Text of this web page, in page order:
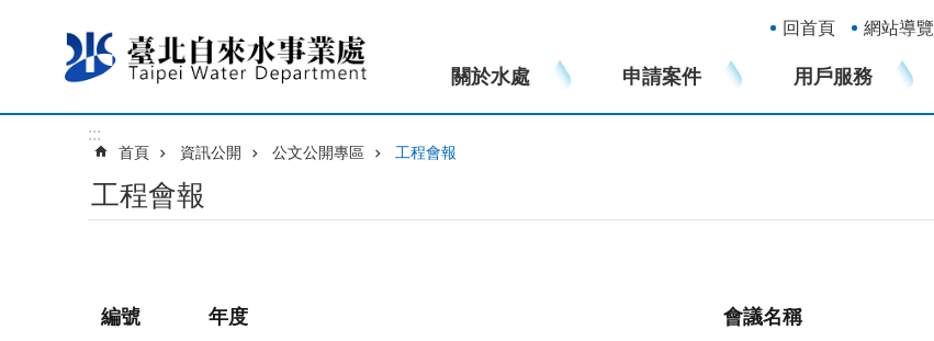
回首頁
網站導覽
關於水處 申請案件 用戶服務
:::
首頁 資訊公開 公文公開專區 工程會報
工程會報
編號 年度 會議名稱